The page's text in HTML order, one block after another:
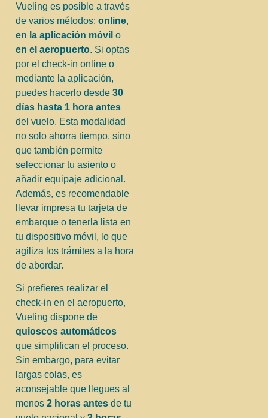
Vueling es posible a través
de varios métodos: online,
en la aplicación móvil o
en el aeropuerto. Si optas
por el check-in online o
mediante la aplicación,
puedes hacerlo desde 30
días hasta 1 hora antes
del vuelo. Esta modalidad
no solo ahorra tiempo, sino
que también permite
seleccionar tu asiento o
añadir equipaje adicional.
Además, es recomendable
llevar impresa tu tarjeta de
embarque o tenerla lista en
tu dispositivo móvil, lo que
agiliza los trámites a la hora
de abordar.
Si prefieres realizar el
check-in en el aeropuerto,
Vueling dispone de
quioscos automáticos
que simplifican el proceso.
Sin embargo, para evitar
largas colas, es
aconsejable que llegues al
menos 2 horas antes de tu